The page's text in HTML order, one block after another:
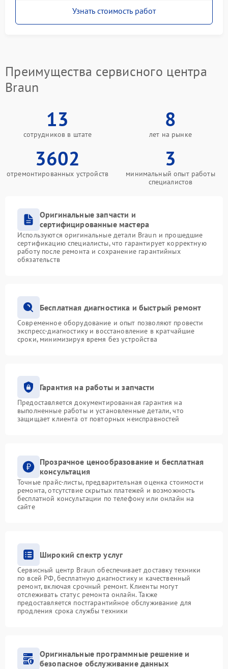
Узнать стоимость работ
Преимущества сервисного центра
Braun
13
сотрудников в штате
8
лет на рынке
3602
отремонтированных устройств
3
минимальный опыт работы
специалистов
Оригинальные запчасти и
сертифицированные мастера
Используются оригинальные детали Braun и прошедшие
сертификацию специалисты, что гарантирует корректную
работу после ремонта и сохранение гарантийных
обязательств
Бесплатная диагностика и быстрый ремонт
Современное оборудование и опыт позволяют провести
экспресс-диагностику и восстановление в кратчайшие
сроки, минимизируя время без устройства
Гарантия на работы и запчасти
Предоставляется документированная гарантия на
выполненные работы и установленные детали, что
защищает клиента от повторных неисправностей
Прозрачное ценообразование и бесплатная
консультация
Точные прайс-листы, предварительная оценка стоимости
ремонта, отсутствие скрытых платежей и возможность
бесплатной консультации по телефону или онлайн на
сайте
Широкий спектр услуг
Сервисный центр Braun обеспечивает доставку техники
по всей РФ, бесплатную диагностику и качественный
ремонт, включая срочный ремонт. Клиенты могут
отслеживать статус ремонта онлайн. Также
предоставляется постгарантийное обслуживание для
продления срока службы техники
Оригинальные программные решение и
безопасное обслуживание данных